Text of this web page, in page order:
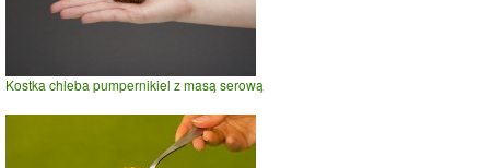
Kostka chleba pumpernikiel z masą serową